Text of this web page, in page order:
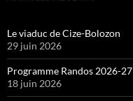
Le viaduc de Cize-Bolozon
29 juin 2026
Programme Randos 2026-27
18 juin 2026